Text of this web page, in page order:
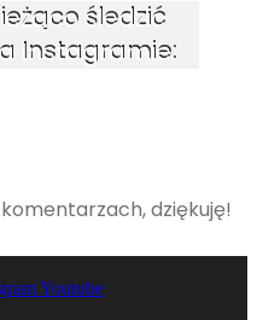
śledzić
Instagramie:
dziękuję!
Youtube